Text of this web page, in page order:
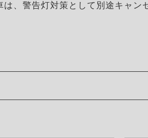
、警告灯対策として別途キャン